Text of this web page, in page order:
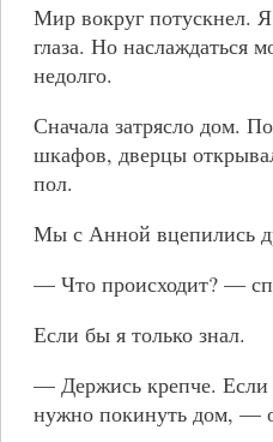
Мир вокруг потускнел.
глаза. Но наслаждаться
недолго.
Сначала затрясло дом.
шкафов, дверцы
пол.
Мы с Анной вцепились
— Что происходит? —
Если бы я только знал.
— Держись крепче. Если
нужно покинуть дом, —